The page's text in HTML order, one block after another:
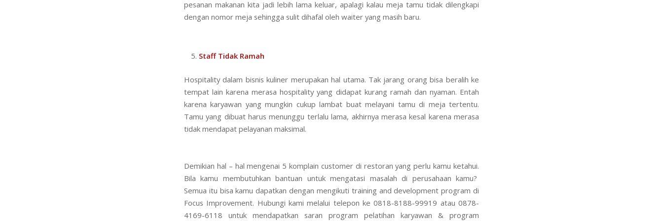
pesanan makanan kita jadi lebih lama keluar, apalagi kalau meja tamu tidak dilengkapi
dengan nomor meja sehingga sulit dihafal oleh waiter yang masih baru.
Staff Tidak Ramah
Hospitality dalam bisnis kuliner merupakan hal utama. Tak jarang orang bisa beralih ke
tempat lain karena merasa hospitality yang didapat kurang ramah dan nyaman. Entah
karena karyawan yang mungkin cukup lambat buat melayani tamu di meja tertentu.
Tamu yang dibuat harus menunggu terlalu lama, akhirnya merasa kesal karena merasa
tidak mendapat pelayanan maksimal.
Demikian hal – hal mengenai 5 komplain customer di restoran yang perlu kamu ketahui.
Bila kamu membutuhkan bantuan untuk mengatasi masalah di perusahaan kamu?
Semua itu bisa kamu dapatkan dengan mengikuti training and development program di
Focus Improvement. Hubungi kami melalui telepon ke 0818-8188-99919 atau 0878-
4169-6118 untuk mendapatkan saran program pelatihan karyawan & program